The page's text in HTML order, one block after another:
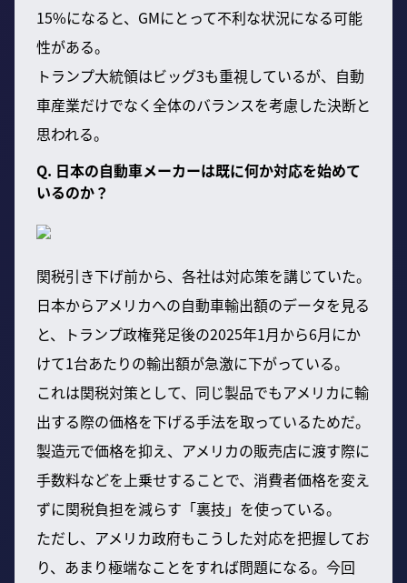
15%になると、GMにとって不利な状況になる可能
性がある。
トランプ大統領はビッグ3も重視しているが、自動
車産業だけでなく全体のバランスを考慮した決断と
思われる。
Q. 日本の自動車メーカーは既に何か対応を始めて
いるのか？
関税引き下げ前から、各社は対応策を講じていた。
日本からアメリカへの自動車輸出額のデータを見る
と、トランプ政権発足後の2025年1月から6月にか
けて1台あたりの輸出額が急激に下がっている。
これは関税対策として、同じ製品でもアメリカに輸
出する際の価格を下げる手法を取っているためだ。
製造元で価格を抑え、アメリカの販売店に渡す際に
手数料などを上乗せすることで、消費者価格を変え
ずに関税負担を減らす「裏技」を使っている。
ただし、アメリカ政府もこうした対応を把握してお
り、あまり極端なことをすれば問題になる。今回